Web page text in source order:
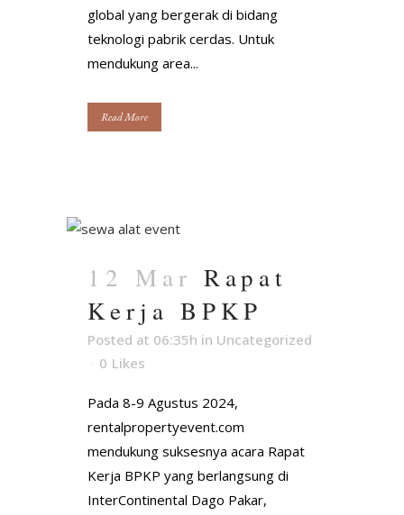
global yang bergerak di bidang
teknologi pabrik cerdas. Untuk
mendukung area...
Read More
12 Mar Rapat
Kerja BPKP
Posted at 06:35h in Uncategorized
0 Likes
Pada 8-9 Agustus 2024,
rentalpropertyevent.com
mendukung suksesnya acara Rapat
Kerja BPKP yang berlangsung di
InterContinental Dago Pakar,